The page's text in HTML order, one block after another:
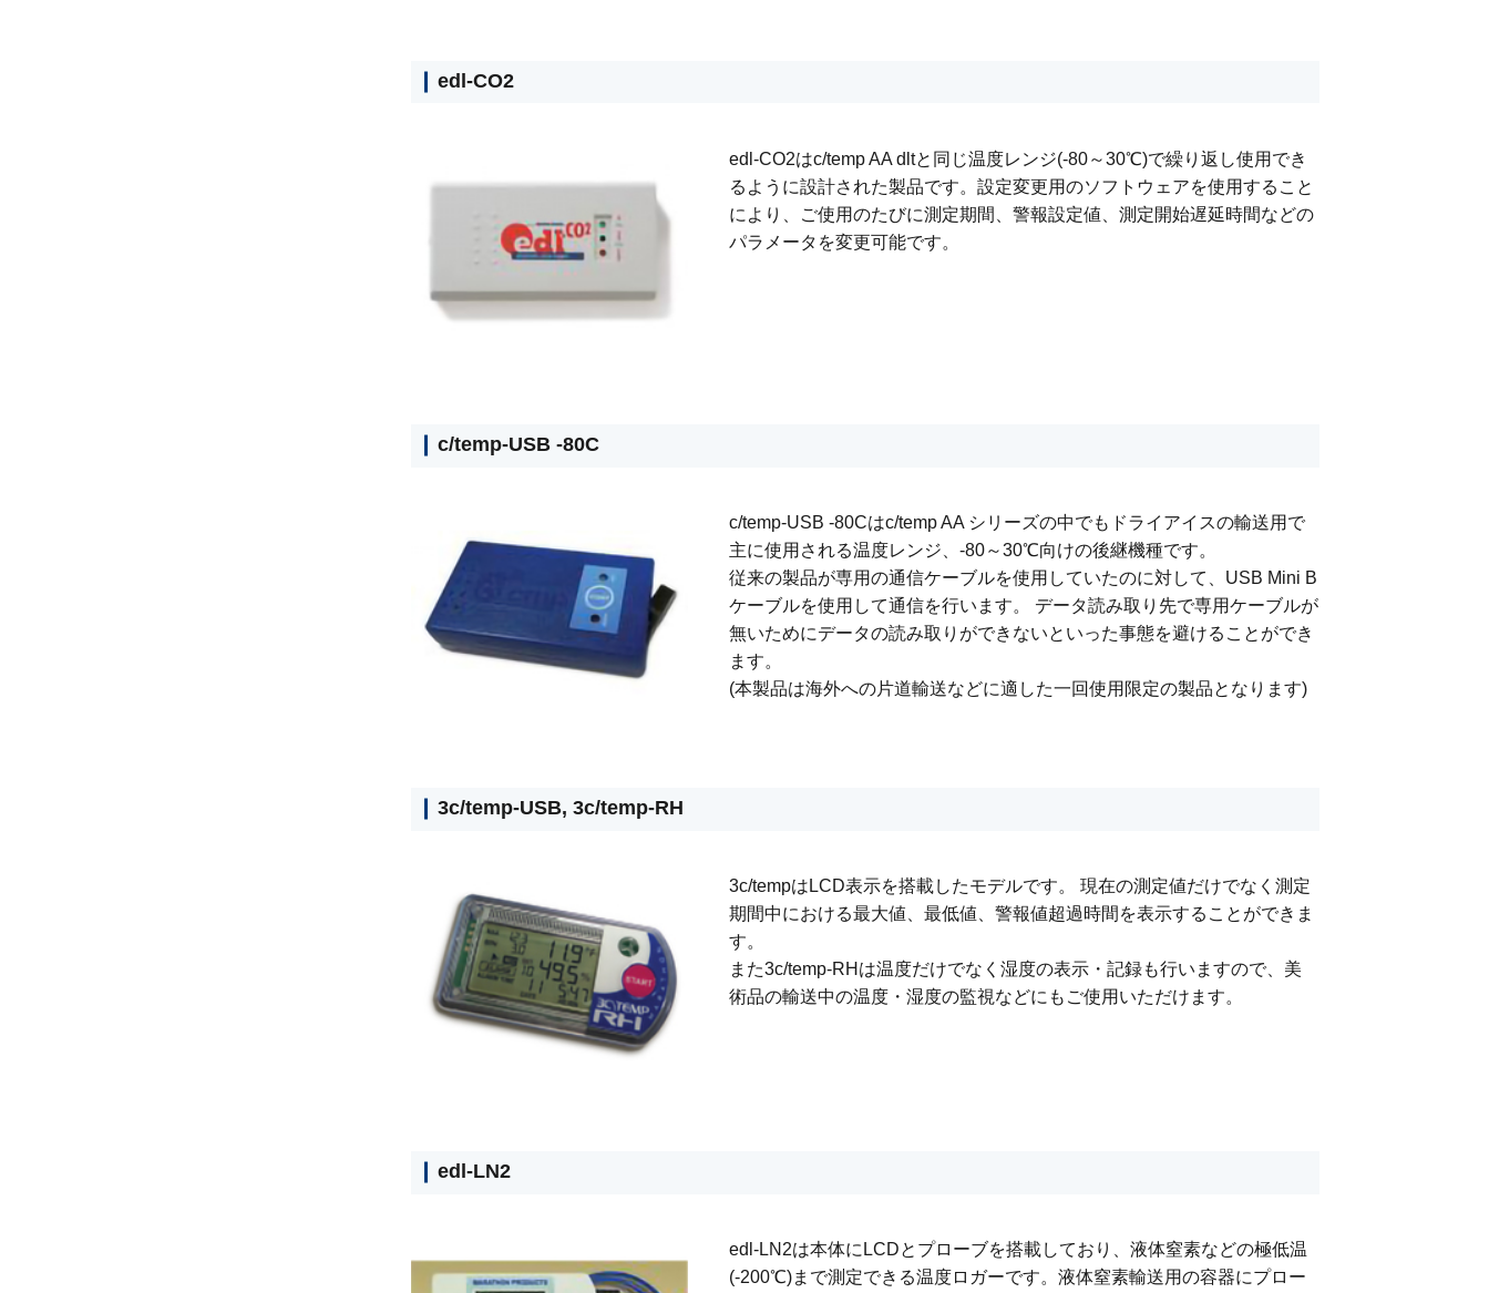
edl-CO2
edl-CO2はc/temp AA dltと同じ温度レンジ(-80～30℃)で繰り返し使用でき
るように設計された製品です。設定変更用のソフトウェアを使用すること
により、ご使用のたびに測定期間、警報設定値、測定開始遅延時間などの
パラメータを変更可能です。
c/temp-USB -80C
c/temp-USB -80Cはc/temp AA シリーズの中でもドライアイスの輸送用で
主に使用される温度レンジ、-80～30℃向けの後継機種です。
従来の製品が専用の通信ケーブルを使用していたのに対して、USB Mini B
ケーブルを使用して通信を行います。 データ読み取り先で専用ケーブルが
無いためにデータの読み取りができないといった事態を避けることができ
ます。
(本製品は海外への片道輸送などに適した一回使用限定の製品となります)
3c/temp-USB, 3c/temp-RH
3c/tempはLCD表示を搭載したモデルです。 現在の測定値だけでなく測定
期間中における最大値、最低値、警報値超過時間を表示することができま
す。
また3c/temp-RHは温度だけでなく湿度の表示・記録も行いますので、美
術品の輸送中の温度・湿度の監視などにもご使用いただけます。
edl-LN2
edl-LN2は本体にLCDとプローブを搭載しており、液体窒素などの極低温
(-200℃)まで測定できる温度ロガーです。液体窒素輸送用の容器にプロー